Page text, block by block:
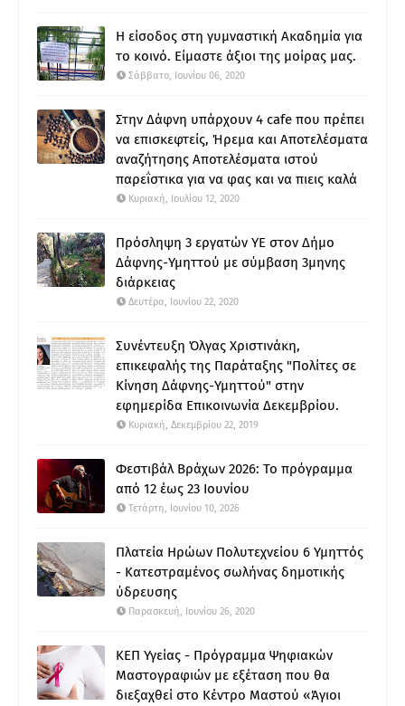
Η είσοδος στη γυμναστική Ακαδημία για
το κοινό. Είμαστε άξιοι της μοίρας μας.
Σάββατο, Ιουνίου 06, 2020
Στην Δάφνη υπάρχουν 4 cafe που πρέπει
να επισκεφτείς, Ήρεμα και Αποτελέσματα
αναζήτησης Αποτελέσματα ιστού
παρεΐστικα για να φας και να πιεις καλά
Κυριακή, Ιουλίου 12, 2020
Πρόσληψη 3 εργατών ΥΕ στον Δήμο
Δάφνης-Υμηττού με σύμβαση 3μηνης
διάρκειας
Δευτέρα, Ιουνίου 22, 2020
Συνέντευξη Όλγας Χριστινάκη,
επικεφαλής της Παράταξης "Πολίτες σε
Κίνηση Δάφνης-Υμηττού" στην
εφημερίδα Επικοινωνία Δεκεμβρίου.
Κυριακή, Δεκεμβρίου 22, 2019
Φεστιβάλ Βράχων 2026: Το πρόγραμμα
από 12 έως 23 Ιουνίου
Τετάρτη, Ιουνίου 10, 2026
Πλατεία Ηρώων Πολυτεχνείου 6 Υμηττός
- Κατεστραμένος σωλήνας δημοτικής
ύδρευσης
Παρασκευή, Ιουνίου 26, 2020
ΚΕΠ Υγείας - Πρόγραμμα Ψηφιακών
Μαστογραφιών με εξέταση που θα
διεξαχθεί στο Κέντρο Μαστού «Άγιοι